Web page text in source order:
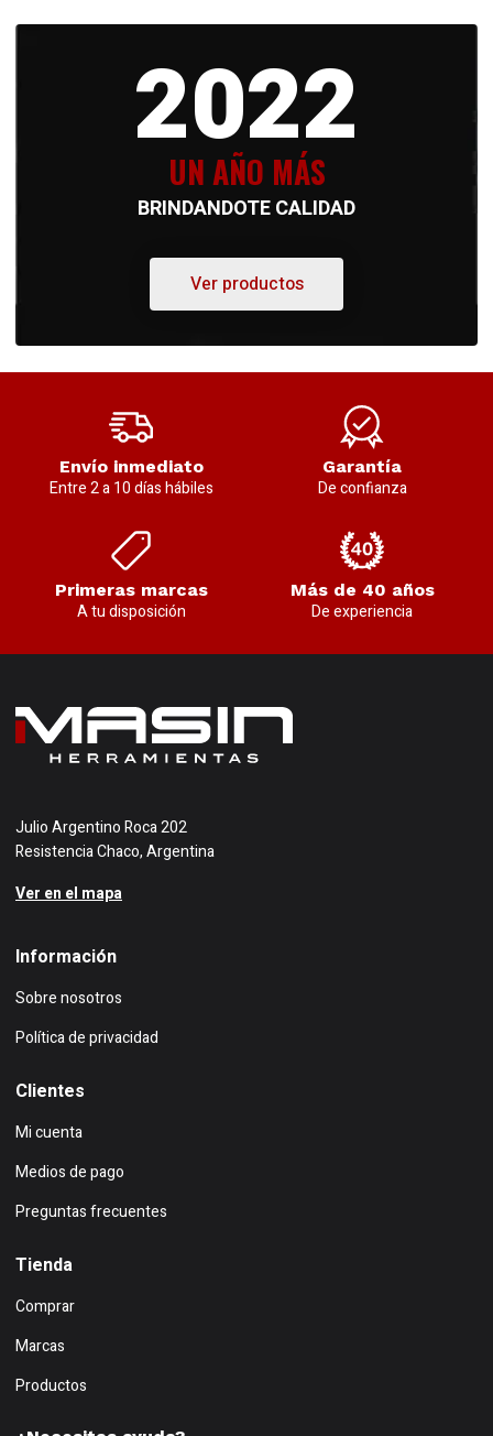
2022
UN AÑO MÁS
BRINDANDOTE CALIDAD
Ver productos
Envío inmediato
Entre 2 a 10 días hábiles
Garantía
De confianza
Primeras marcas
A tu disposición
Más de 40 años
De experiencia
Julio Argentino Roca 202
Resistencia Chaco, Argentina
Ver en el mapa
Información
Sobre nosotros
Política de privacidad
Clientes
Mi cuenta
Medios de pago
Preguntas frecuentes
Tienda
Comprar
Marcas
Productos